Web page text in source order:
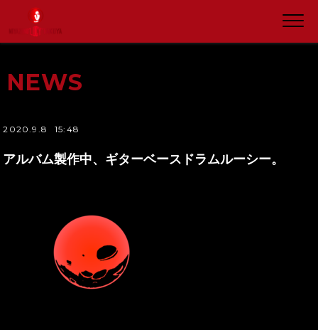
NEWS
2020.9.8 15:48
アルバム製作中、ギターベースドラムルーシー。